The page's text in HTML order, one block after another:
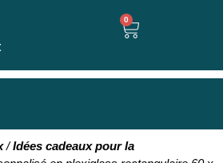
0
/Idées cadeaux pour la